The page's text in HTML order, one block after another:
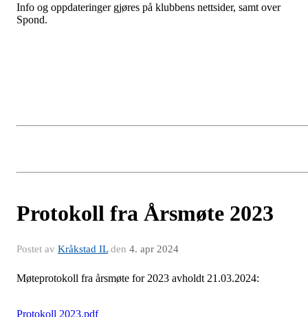
Info og oppdateringer gjøres på klubbens nettsider, samt over
Spond.
Protokoll fra Årsmøte 2023
Postet av Kråkstad ILden 4. apr 2024
Møteprotokoll fra årsmøte for 2023 avholdt 21.03.2024:
Protokoll 2023.pdf